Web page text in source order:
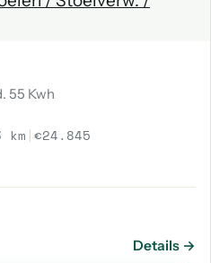
55 Kwh
km |€24.845
Details →